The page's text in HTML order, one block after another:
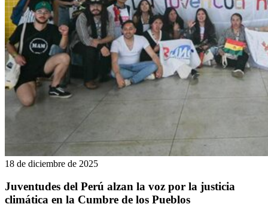
18 de diciembre de 2025
Juventudes del Perú alzan la voz por la justicia
climática en la Cumbre de los Pueblos